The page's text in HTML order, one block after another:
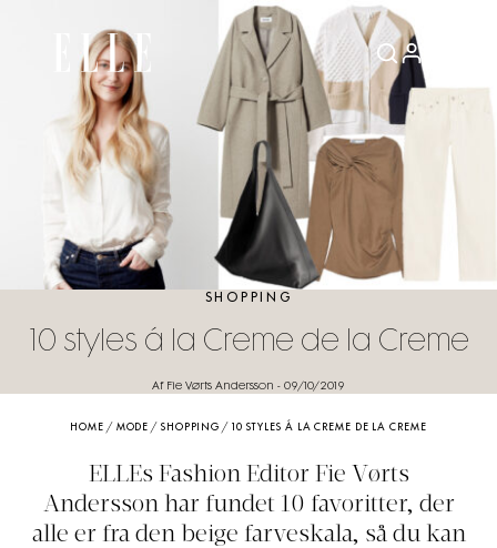
SHOPPING
10 styles á la Creme de la Creme
Af Fie Vørts Andersson - 09/10/2019
HOME / MODE / SHOPPING / 10 STYLES Á LA CREME DE LA CREME
ELLEs Fashion Editor Fie Vørts
Andersson har fundet 10 favoritter, der
alle er fra den beige farveskala, så du kan